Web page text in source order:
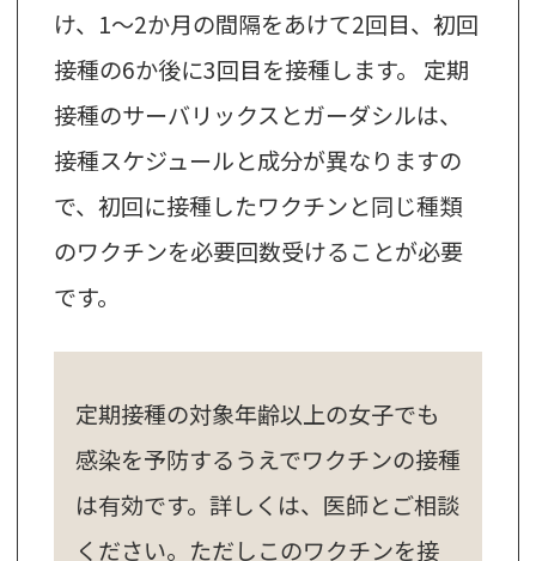
け、1～2か月の間隔をあけて2回目、初回
接種の6か後に3回目を接種します。 定期
接種のサーバリックスとガーダシルは、
接種スケジュールと成分が異なりますの
で、初回に接種したワクチンと同じ種類
のワクチンを必要回数受けることが必要
です。
定期接種の対象年齢以上の女子でも
感染を予防するうえでワクチンの接種
は有効です。詳しくは、医師とご相談
ください。ただしこのワクチンを接